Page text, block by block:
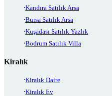
Kandıra Satılık Arsa
Bursa Satılık Arsa
Kuşadası Satılık Yazlık
Bodrum Satılık Villa
Kiralık
Kiralık Daire
Kiralık Ev